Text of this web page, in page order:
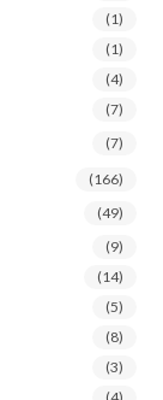
(1)
(1)
(4)
(7)
(7)
(166)
(49)
(9)
(14)
(5)
(8)
(3)